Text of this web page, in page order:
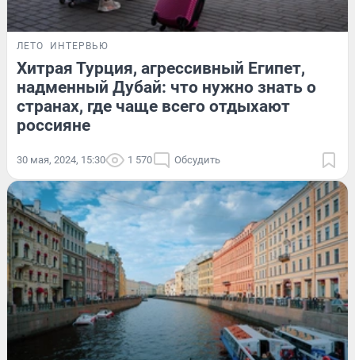
ЛЕТО ИНТЕРВЬЮ
Хитрая Турция, агрессивный Египет,
надменный Дубай: что нужно знать о
странах, где чаще всего отдыхают
россияне
30 мая, 2024, 15:30 1 570 Обсудить